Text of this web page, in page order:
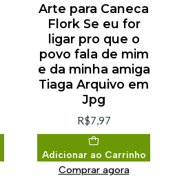
Arte para Caneca
Flork Se eu for
ligar pro que o
povo fala de mim
e da minha amiga
Tiaga Arquivo em
Jpg
R$7,97
Adicionar ao Carrinho
Comprar agora